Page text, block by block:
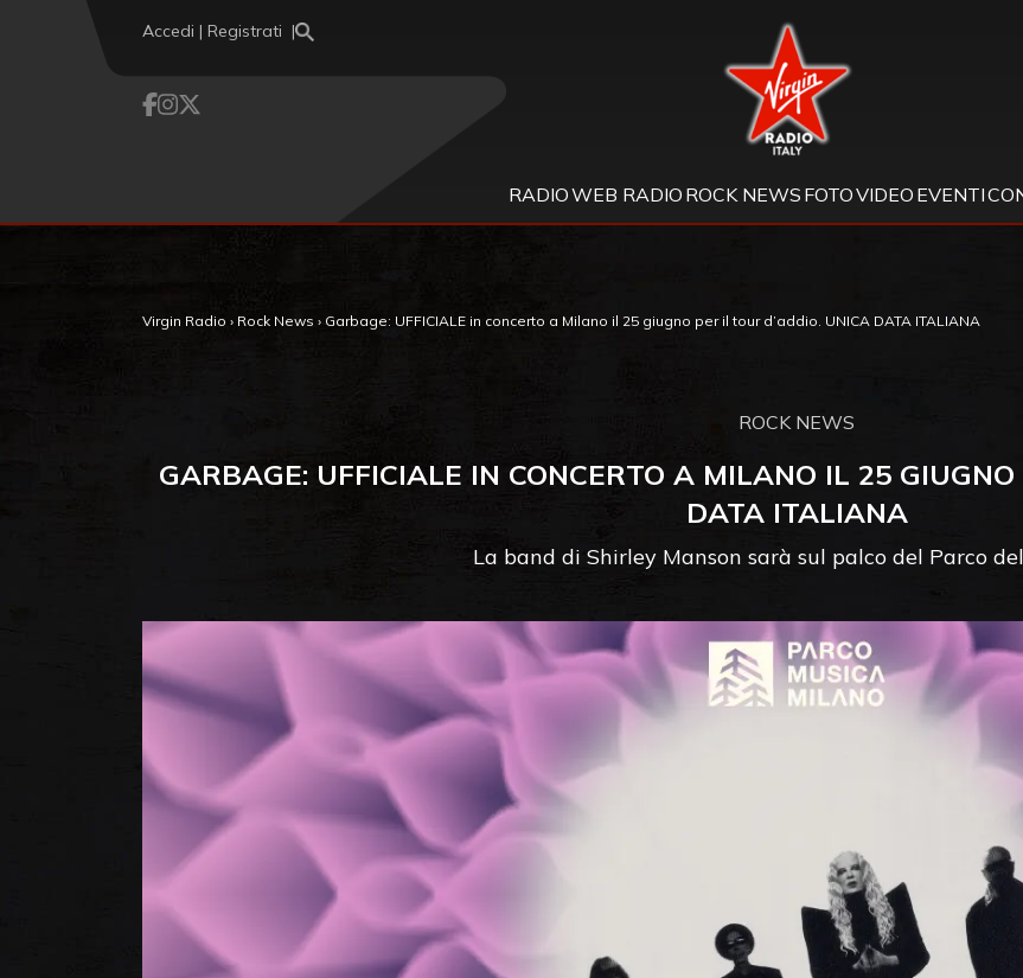
Accedi | Registrati Virgin Radio
RADIOWEB RADIO ROCK NEWS FOTOVIDEO EVENTI
Virgin Radio › Rock News › Garbage: UFFICIALE in concerto a Milano il 25 giugno per il tour d’addio. UNICA DATA ITALIANA
ROCK NEWS
GARBAGE: UFFICIALE IN CONCERTO A MILANO IL 25
DATA ITALIANA
La band di Shirley Manson sarà sul palco del Parco